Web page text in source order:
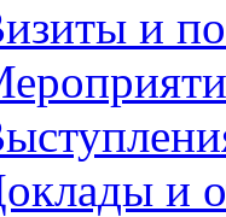
и
и